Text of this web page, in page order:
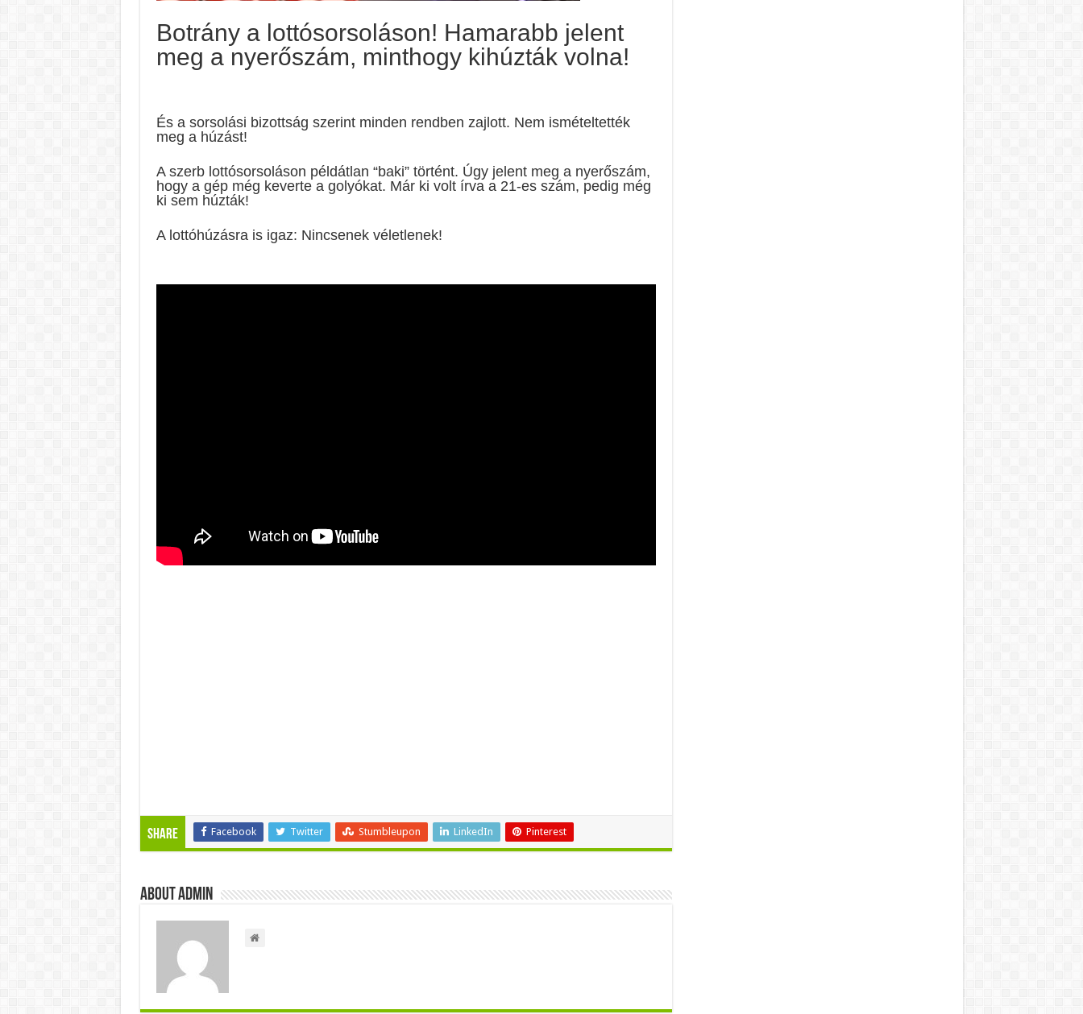
Botrány a lottósorsoláson! Hamarabb jelent
meg a nyerőszám, minthogy kihúzták volna!
És a sorsolási bizottság szerint minden rendben zajlott. Nem ismételtették
meg a húzást!
A szerb lottósorsoláson példátlan “baki” történt. Úgy jelent meg a nyerőszám,
hogy a gép még keverte a golyókat. Már ki volt írva a 21-es szám, pedig még
ki sem húzták!
A lottóhúzásra is igaz: Nincsenek véletlenek!
Share Facebook Twitter Stumbleupon LinkedIn Pinterest
About admin